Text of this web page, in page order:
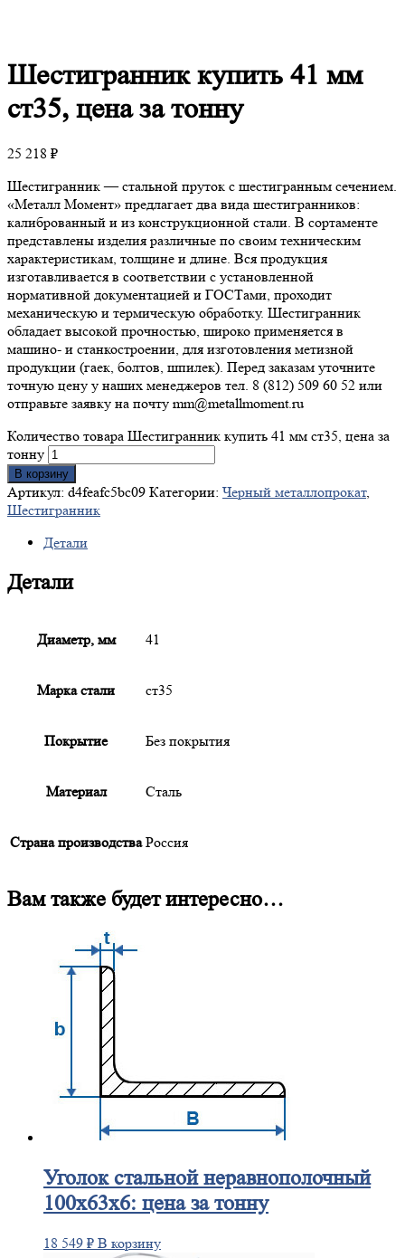
Шестигранниккупить 41 мм
ст35, цена за тонну
25 218 ₽
Шестигранник — стальной пруток с шестигранным сечением.
«Металл Момент» предлагает два вида шестигранников:
калиброванный и из конструкционной стали. В сортаменте
представлены изделия различные по своим техническим
характеристикам, толщине и длине. Вся продукция
изготавливается в соответствии с установленной
нормативной документацией и ГОСТами, проходит
механическую и термическую обработку. Шестигранник
обладает высокой прочностью, широко применяется в
машино- и станкостроении, для изготовления метизной
продукции (гаек, болтов, шпилек). Перед заказам уточните
точную цену у наших менеджеров тел. 8 (812) 509 60 52 или
отправьте заявку на почту mm@metallmoment.ru
Количество товара Шестигранник купить 41 мм ст35, цена за
тонну
В корзину
Артикул: d4feafc5bc09 Категории: Черный металлопрокат,
Шестигранник
Детали
Детали
Диаметр, мм 41
Марка стали ст35
Покрытие Без покрытия
Материал Сталь
Страна производства Россия
Вам также будет интересно…
Уголокстальной неравнополочный
100х63х6: цена за тонну
18 549 ₽ В корзину